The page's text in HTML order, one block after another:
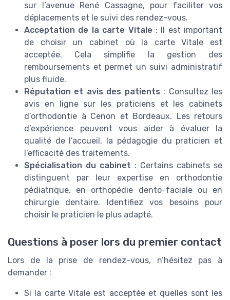
sur l’avenue René Cassagne, pour faciliter vos
déplacements et le suivi des rendez-vous.
Acceptation de la carte Vitale : Il est important
de choisir un cabinet où la carte Vitale est
acceptée. Cela simplifie la gestion des
remboursements et permet un suivi administratif
plus fluide.
Réputation et avis des patients : Consultez les
avis en ligne sur les praticiens et les cabinets
d’orthodontie à Cenon et Bordeaux. Les retours
d’expérience peuvent vous aider à évaluer la
qualité de l’accueil, la pédagogie du praticien et
l’efficacité des traitements.
Spécialisation du cabinet : Certains cabinets se
distinguent par leur expertise en orthodontie
pédiatrique, en orthopédie dento-faciale ou en
chirurgie dentaire. Identifiez vos besoins pour
choisir le praticien le plus adapté.
Questions à poser lors du premier contact
Lors de la prise de rendez-vous, n’hésitez pas à
demander :
Si la carte Vitale est acceptée et quelles sont les